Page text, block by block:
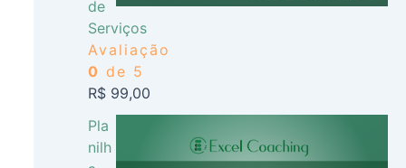
de
Serviços
Avaliação
0 de 5
R$99,00
Pla
nilh